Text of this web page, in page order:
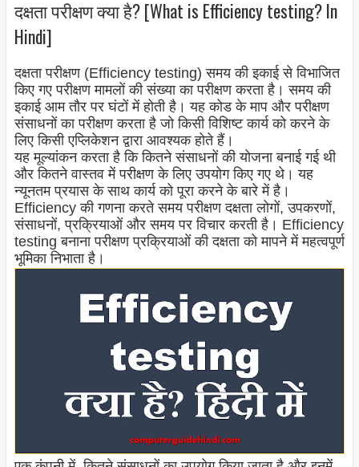
दक्षता परीक्षण क्या है? [What is Efficiency testing? In
Hindi]
दक्षता परीक्षण (Efficiency testing) समय की इकाई से विभाजित
किए गए परीक्षण मामलों की संख्या का परीक्षण करता है। समय की
इकाई आम तौर पर घंटों में होती है। यह कोड के माप और परीक्षण
संसाधनों का परीक्षण करता है जो किसी विशिष्ट कार्य को करने के
लिए किसी एप्लिकेशन द्वारा आवश्यक होते हैं।
यह मूल्यांकन करता है कि कितने संसाधनों की योजना बनाई गई थी
और कितने वास्तव में परीक्षण के लिए उपयोग किए गए थे। यह
न्यूनतम प्रयास के साथ कार्य को पूरा करने के बारे में है।
Efficiency की गणना करते समय परीक्षण दक्षता लोगों, उपकरणों,
संसाधनों, प्रक्रियाओं और समय पर विचार करती है। Efficiency
testing बनाना परीक्षण प्रक्रियाओं की दक्षता को मापने में महत्वपूर्ण
भूमिका निभाता है।